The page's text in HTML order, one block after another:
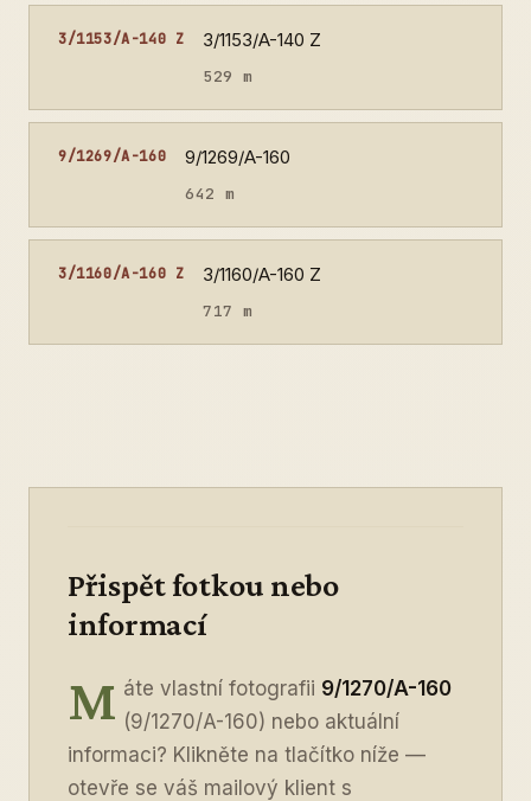
3/1153/A-140 Z 3/1153/A-140 Z
529 m
9/1269/A-160 9/1269/A-160
642 m
3/1160/A-160 Z 3/1160/A-160 Z
717 m
Přispět fotkou nebo
informací
M áte vlastní fotografii 9/1270/A-160
(9/1270/A-160) nebo aktuální
informaci? Klikněte na tlačítko níže —
otevře se váš mailový klient s